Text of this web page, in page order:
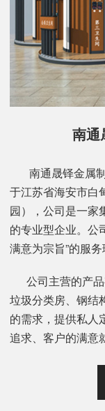
南通
南通晟铎金属
于江苏省海安市白
园），公司是一家
的专业型企业。公
满意为宗旨”的服
公司主营的产品
垃圾分类房、钢结
的需求，提供私人
追求、客户的满意